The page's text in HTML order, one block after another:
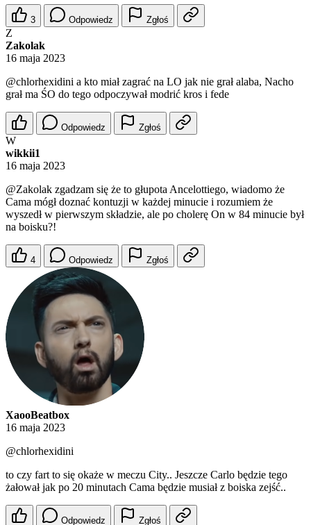
3 Odpowiedz Zgłoś
Z
Zakolak
16 maja 2023
@chlorhexidini a kto miał zagrać na LO jak nie grał alaba, Nacho
grał ma ŚO do tego odpoczywał modrić kros i fede
Odpowiedz Zgłoś
W
wikkii1
16 maja 2023
@Zakolak zgadzam się że to głupota Ancelottiego, wiadomo że
Cama mógł doznać kontuzji w każdej minucie i rozumiem że
wyszedł w pierwszym składzie, ale po cholerę On w 84 minucie był
na boisku?!
4 Odpowiedz Zgłoś
XaooBeatbox
16 maja 2023
@chlorhexidini
to czy fart to się okaże w meczu City.. Jeszcze Carlo będzie tego
żałował jak po 20 minutach Cama będzie musiał z boiska zejść..
Odpowiedz Zgłoś